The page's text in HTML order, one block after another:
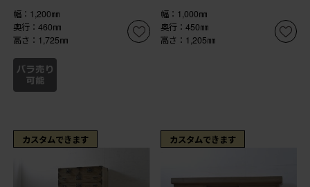
幅：1,200㎜
奥行：460㎜
高さ：1,725㎜
幅：1,000㎜
奥行：450㎜
高さ：1,205㎜
カスタムできます カスタムできます